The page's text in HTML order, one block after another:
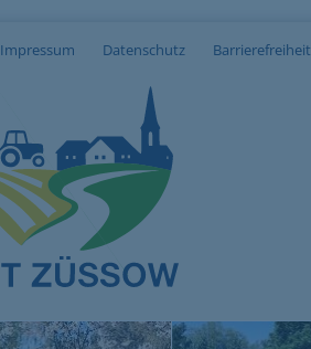
Impressum Datenschutz Barrierefreiheit